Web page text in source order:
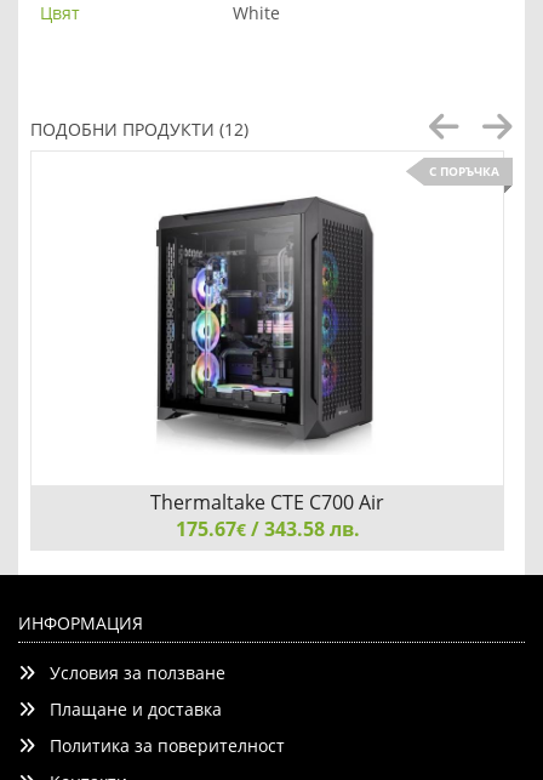
Цвят White
ПОДОБНИ ПРОДУКТИ (12)
С ПОРЪЧКА
Thermaltake CTE C700 Air
175.67€/ 343.58 лв.
ИНФОРМАЦИЯ
Условия за ползване
Плащане и доставка
Политика за поверителност